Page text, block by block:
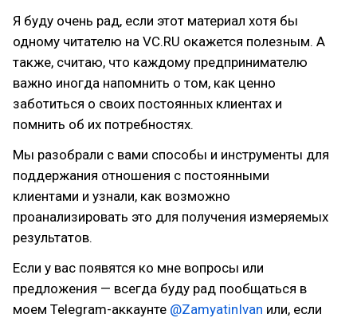
Я буду очень рад, если этот материал хотя бы
одному читателю на VC.RU окажется полезным. А
также, считаю, что каждому предпринимателю
важно иногда напомнить о том, как ценно
заботиться о своих постоянных клиентах и
помнить об их потребностях.
Мы разобрали с вами способы и инструменты для
поддержания отношения с постоянными
клиентами и узнали, как возможно
проанализировать это для получения измеряемых
результатов.
Если у вас появятся ко мне вопросы или
предложения — всегда буду рад пообщаться в
моем Telegram-аккаунте @ZamyatinIvan или, если